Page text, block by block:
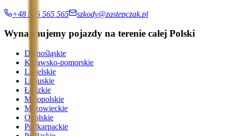
+48 536 565 565 szkody@zastepczak.pl
Wynajmujemy pojazdy na terenie całej Polski
Dolnośląskie
Kujawsko-pomorskie
Lubelskie
Lubuskie
Łódzkie
Małopolskie
Mazowieckie
Opolskie
Podkarpackie